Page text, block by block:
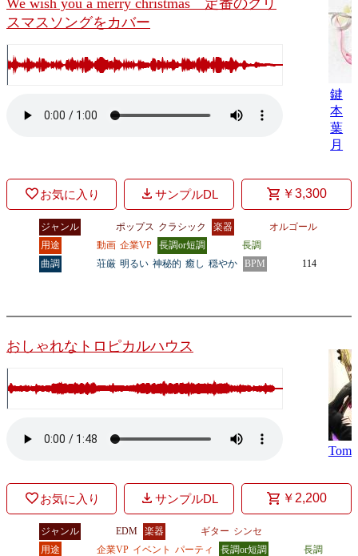
We wish you a merry christmas 定番のクリ
スマスソングをカバー
鍵
本
葉
月
お気に入り サンプルDL ￥3,300
ジャンル ポップス クラシック 楽器
オルゴール
用途
動画 企業VP 長調or短調
長調
曲調
荘厳 明るい 神秘的 癒し 穏やか BPM 114
おしゃれなトロピカルハウス
Tomo
お気に入り サンプルDL ￥2,200
ジャンル EDM 楽器 ギター シンセ
用途
企業VP イベント パーティ 長調or短調
長調